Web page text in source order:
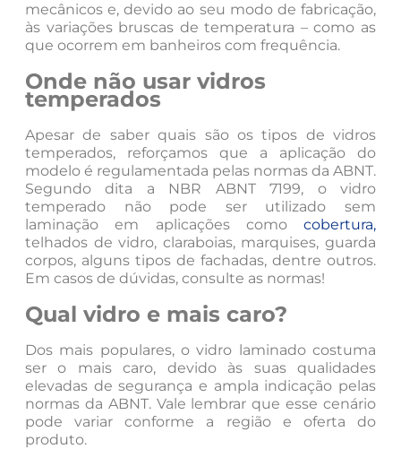
mecânicos e, devido ao seu modo de fabricação,
às variações bruscas de temperatura – como as
que ocorrem em banheiros com frequência.
Onde não usar vidros
temperados
Apesar de saber quais são os tipos de vidros
temperados, reforçamos que a aplicação do
modelo é regulamentada pelas normas da ABNT.
Segundo dita a NBR ABNT 7199, o vidro
temperado não pode ser utilizado sem
laminação em aplicações como cobertura,
telhados de vidro, claraboias, marquises, guarda
corpos, alguns tipos de fachadas, dentre outros.
Em casos de dúvidas, consulte as normas!
Qual vidro e mais caro?
Dos mais populares, o vidro laminado costuma
ser o mais caro, devido às suas qualidades
elevadas de segurança e ampla indicação pelas
normas da ABNT. Vale lembrar que esse cenário
pode variar conforme a região e oferta do
produto.